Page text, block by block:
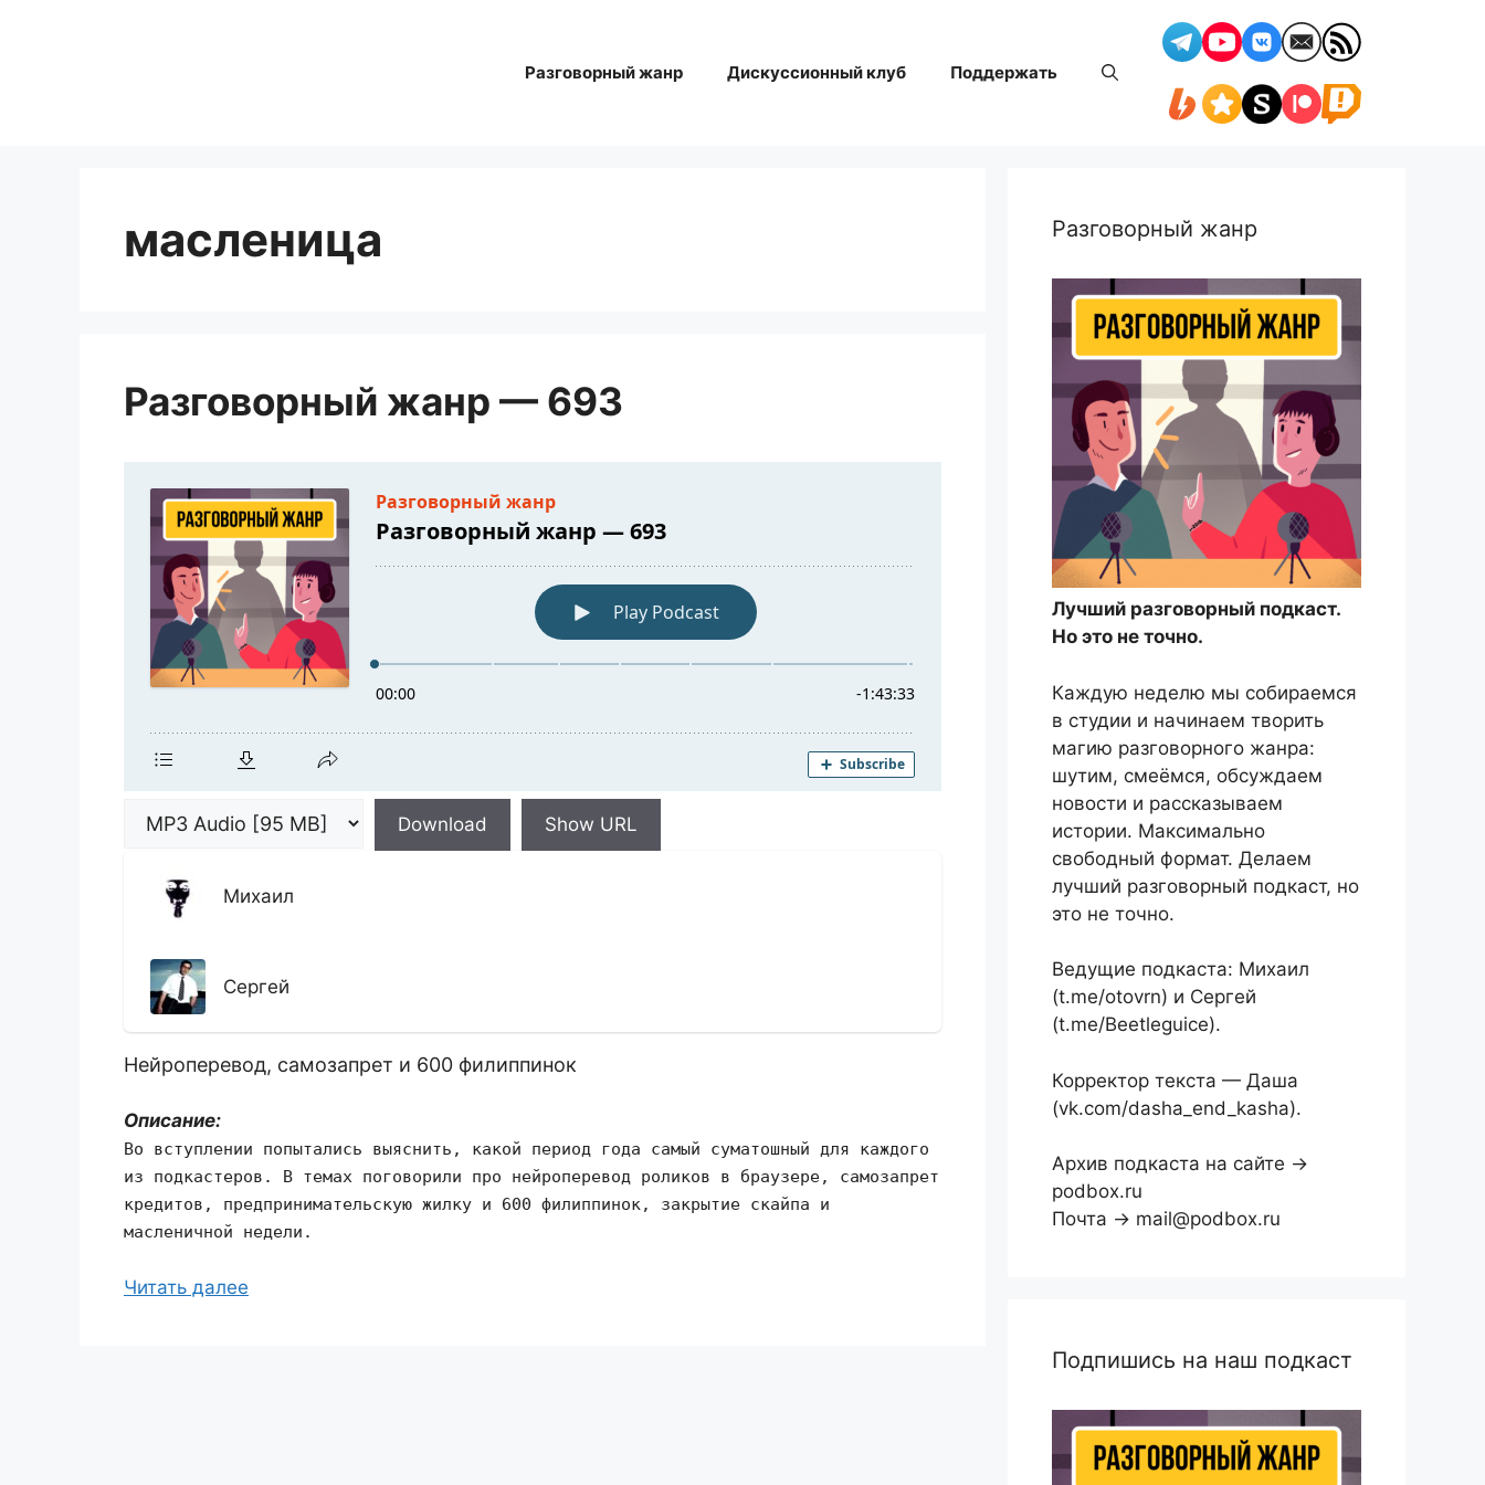
Разговорный жанр Дискуссионный клуб Поддержать
масленица
Разговорный жанр — 693
Download Show URL
Михаил
Сергей
Нейроперевод, самозапрет и 600 филиппинок
Описание:
Во вступлении попытались выяснить, какой период года самый суматошный для каждого
из подкастеров. В темах поговорили про нейроперевод роликов в браузере, самозапрет
кредитов, предпринимательскую жилку и 600 филиппинок, закрытие скайпа и
масленичной недели.
Читать далее
Разговорный жанр
Лучший разговорный подкаст.
Но это не точно.
Каждую неделю мы собираемся
в студии и начинаем творить
магию разговорного жанра:
шутим, смеёмся, обсуждаем
новости и рассказываем
истории. Максимально
свободный формат. Делаем
лучший разговорный подкаст, но
это не точно.
Ведущие подкаста: Михаил
(t.me/otovrn) и Сергей
(t.me/Beetleguice).
Корректор текста — Даша
(vk.com/dasha_end_kasha).
Архив подкаста на сайте →
podbox.ru
Почта → mail@podbox.ru
Подпишись на наш подкаст